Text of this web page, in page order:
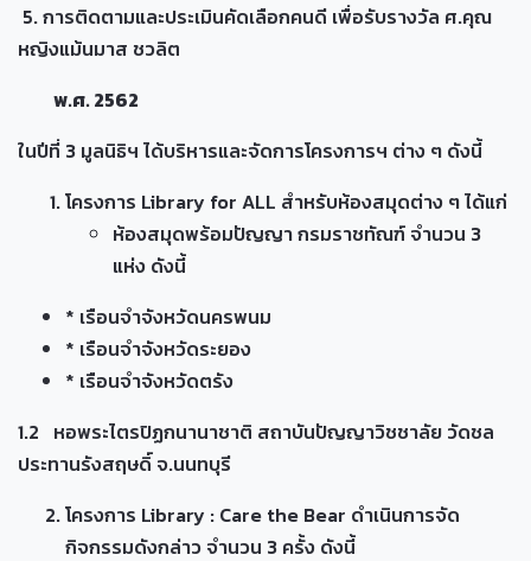
5. การติดตามและประเมินคัดเลือกคนดี เพื่อรับรางวัล ศ.คุณ
หญิงแม้นมาส ชวลิต
พ.ศ. 2562
ในปีที่ 3 มูลนิธิฯ ได้บริหารและจัดการโครงการฯ ต่าง ๆ ดังนี้
โครงการ Library for ALL สำหรับห้องสมุดต่าง ๆ ได้แก่
ห้องสมุดพร้อมปัญญา กรมราชทัณฑ์ จำนวน 3
แห่ง ดังนี้
* เรือนจำจังหวัดนครพนม
* เรือนจำจังหวัดระยอง
* เรือนจำจังหวัดตรัง
1.2 หอพระไตรปิฏกนานาชาติ สถาบันปัญญาวิชชาลัย วัดชล
ประทานรังสฤษดิ์ จ.นนทบุรี
โครงการ Library : Care the Bear ดำเนินการจัด
กิจกรรมดังกล่าว จำนวน 3 ครั้ง ดังนี้